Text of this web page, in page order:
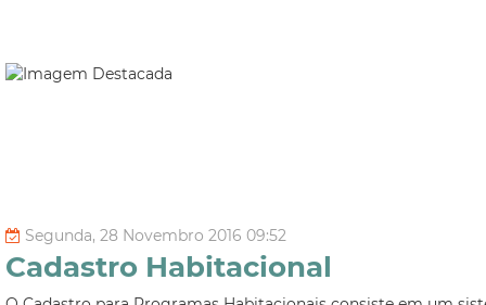
Segunda, 28 Novembro 2016 09:52
Cadastro Habitacional